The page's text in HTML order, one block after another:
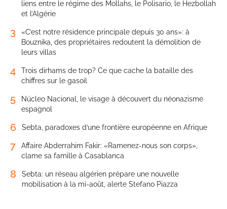
liens entre le régime des Mollahs, le Polisario, le Hezbollah
et l’Algérie
3
«C’est notre résidence principale depuis 30 ans»: à
Bouznika, des propriétaires redoutent la démolition de
leurs villas
4
Trois dirhams de trop? Ce que cache la bataille des
chiffres sur le gasoil
5
Núcleo Nacional, le visage à découvert du néonazisme
espagnol
6 Sebta, paradoxes d’une frontière européenne en Afrique
7
Affaire Abderrahim Fakir: «Ramenez-nous son corps»,
clame sa famille à Casablanca
8
Sebta: un réseau algérien prépare une nouvelle
mobilisation à la mi-août, alerte Stefano Piazza